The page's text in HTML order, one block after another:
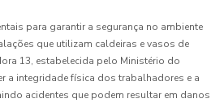
para garantir a segurança no ambiente
que utilizam caldeiras e vasos de
13, estabelecida pelo Ministério do
a integridade física dos trabalhadores e a
acidentes que podem resultar em danos